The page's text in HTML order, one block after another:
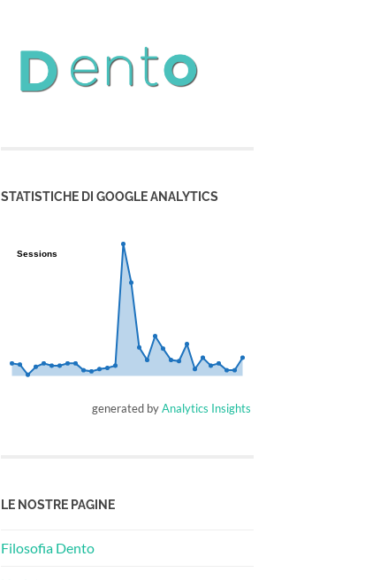
STATISTICHE DI GOOGLE ANALYTICS
Sessions
Sessions
generated byAnalytics Insights
LE NOSTRE PAGINE
Filosofia Dento